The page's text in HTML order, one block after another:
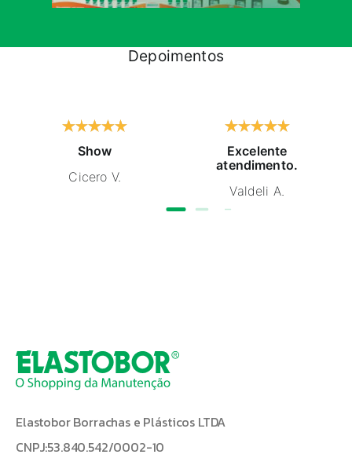
Depoimentos
Show
Cicero V.
Excelente
atendimento.
Valdeli A.
Elastobor Borrachas e Plásticos LTDA
CNPJ:53.840.542/0002-10